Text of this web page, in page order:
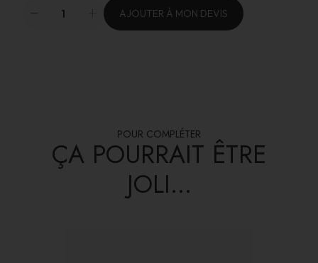
AJOUTER À MON DEVIS
POUR COMPLÉTER
ÇA POURRAIT ÊTRE
JOLI...